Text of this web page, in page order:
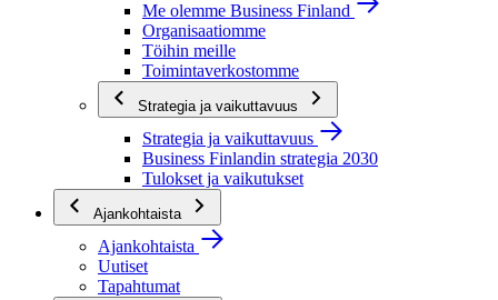
Me olemme Business Finland
Organisaatiomme
Töihin meille
Toimintaverkostomme
Strategia ja vaikuttavuus
Strategia ja vaikuttavuus
Business Finlandin strategia 2030
Tulokset ja vaikutukset
Ajankohtaista
Ajankohtaista
Uutiset
Tapahtumat